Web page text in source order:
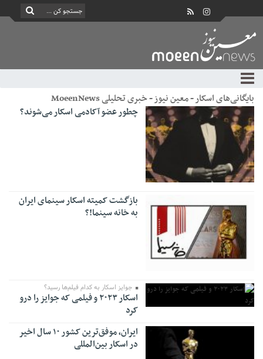
بایگانی‌های اسکار - معین نیوز - خبری تحلیلی MoeenNews
چطور عضو آکادمی اسکار می‌شوند؟
بازگشت کمیته اسکار سینمای ایران
به خانه سینما!؟
جوایز اسکار به کدام فیلم‌ها رسید؟
اسکار ۲۰۲۳ و فیلمی که جوایز را درو
کرد
ایران، موفق‌ترین کشور ۱۰ سال اخیر
در اسکار بین‌المللی